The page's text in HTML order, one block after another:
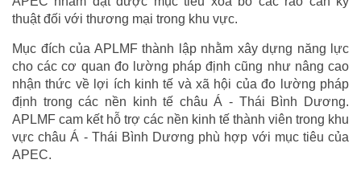
thuật đối với thương mại trong khu vực.
Mục đích của APLMF thành lập nhằm xây dựng năng lực
cho các cơ quan đo lường pháp định cũng như nâng cao
nhận thức về lợi ích kinh tế và xã hội của đo lường pháp
định trong các nền kinh tế châu Á - Thái Bình Dương.
APLMF cam kết hỗ trợ các nền kinh tế thành viên trong khu
vực châu Á - Thái Bình Dương phù hợp với mục tiêu của
APEC.